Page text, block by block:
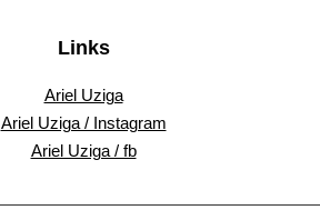
Links
Ariel Uziga
Ariel Uziga / Instagram
Ariel Uziga / fb